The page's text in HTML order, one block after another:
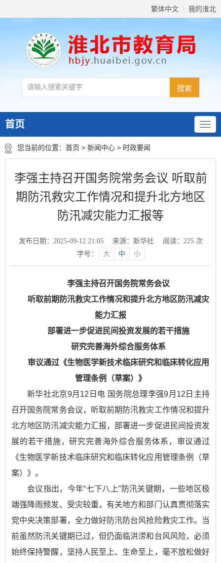
繁体中文 我的淮北
首页
您当前的位置： 首页 > 新闻中心 > 时政要闻
李强主持召开国务院常务会议 听取前
期防汛救灾工作情况和提升北方地区
防汛减灾能力汇报等
发布日期：2025-09-12 21:05 来源：新华社 阅读： 225次
字号：
大 中 小
李强主持召开国务院常务会议
听取前期防汛救灾工作情况和提升北方地区防汛减灾
能力汇报
部署进一步促进民间投资发展的若干措施
研究完善海外综合服务体系
审议通过《生物医学新技术临床研究和临床转化应用
管理条例（草案）》
新华社北京9月12日电 国务院总理李强9月12日主持
召开国务院常务会议，听取前期防汛救灾工作情况和提升
北方地区防汛减灾能力汇报，部署进一步促进民间投资发
展的若干措施，研究完善海外综合服务体系，审议通过
《生物医学新技术临床研究和临床转化应用管理条例（草
案）》。
会议指出，今年“七下八上”防汛关键期，一些地区极
端强降雨频发、受灾较重，有关地方和部门认真贯彻落实
党中央决策部署，全力做好防汛防台风抢险救灾工作。当
前虽然防汛关键期已过，但仍面临洪涝和台风风险，必须
始终保持警醒，坚持人民至上、生命至上，毫不放松做好